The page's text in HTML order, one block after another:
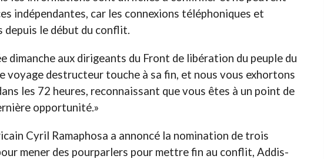
indépendantes, car les connexions téléphoniques et
le début du conflit.
dimanche aux dirigeants du Front de libération du peuple du
voyage destructeur touche à sa fin, et nous vous exhortons
les 72 heures, reconnaissant que vous êtes à un point de
opportunité.»
Cyril Ramaphosa a annoncé la nomination de trois
mener des pourparlers pour mettre fin au conflit, Addis-